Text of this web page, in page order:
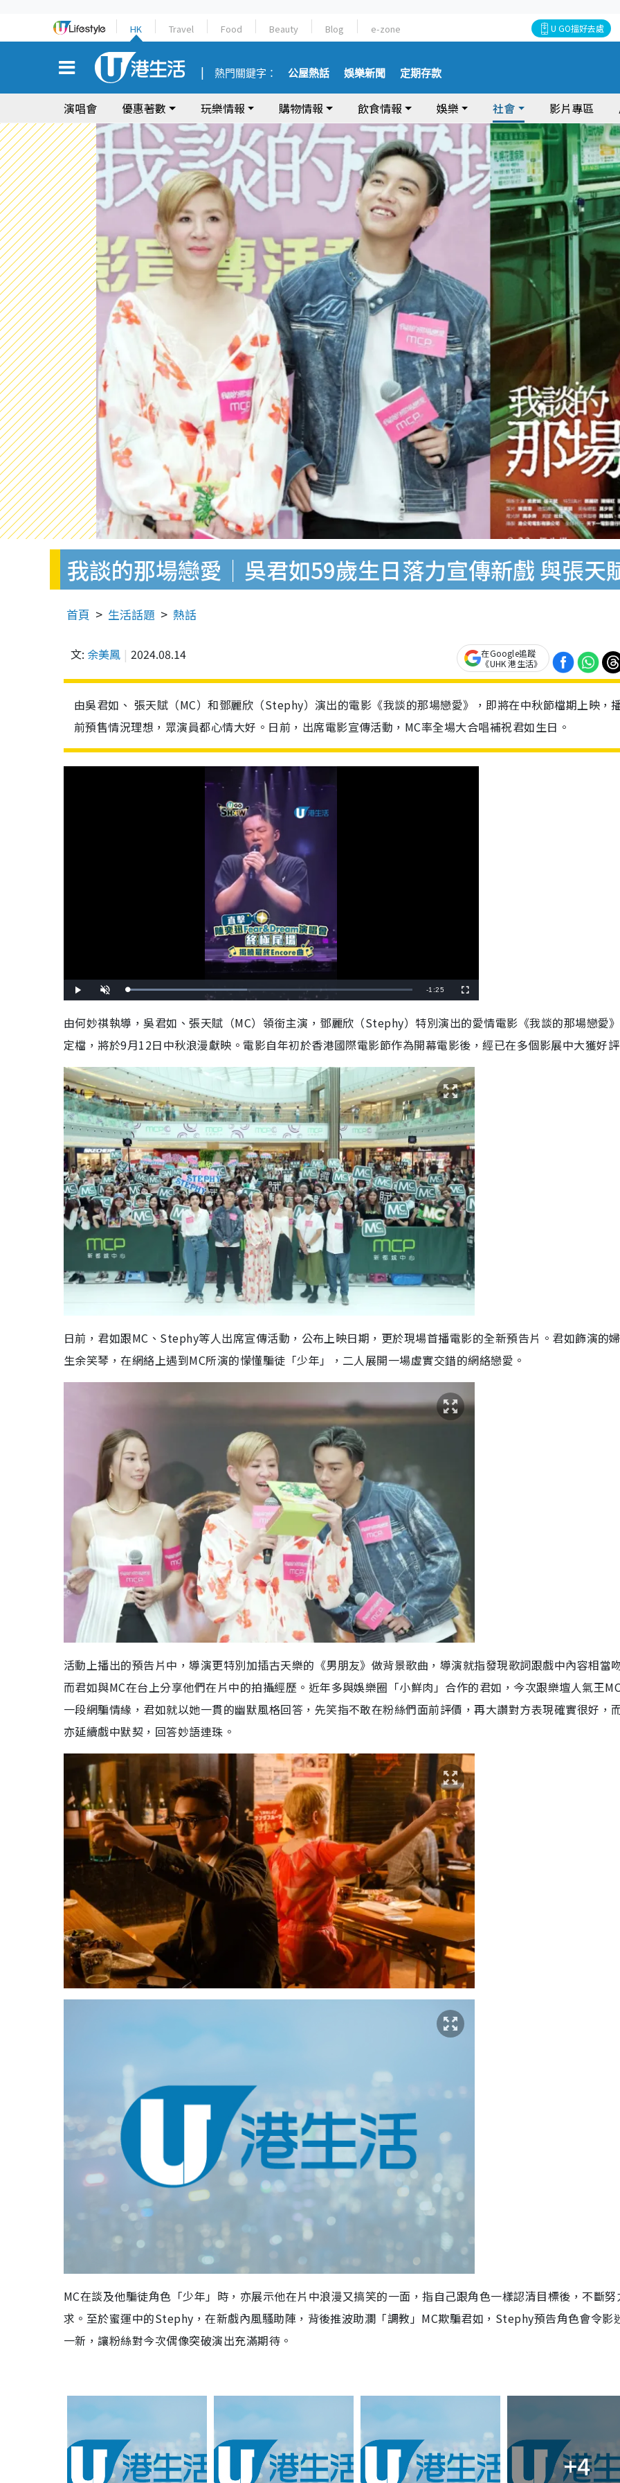
HK Travel Food Beauty Blog e-zone U GO搵好去處
熱門關鍵字： 公屋熱話 娛樂新聞 定期存款
演唱會 優惠著數 玩樂情報 購物情報 飲食情報 娛樂 社會 影片專區
我談的那場戀愛│吳君如59歲生日落力宣傳新戲 與張天
首頁 生活話題 熱話
文: 余美鳳 2024.08.14
在Google追蹤
《UHK 港生活》
由吳君如、 張天賦（MC）和鄧麗欣（Stephy）演出的電影《我談的那場戀愛》，即將在中秋節檔期上映，
前預售情況理想，眾演員都心情大好。日前，出席電影宣傳活動，MC率全場大合唱補祝君如生日。
l
n
t
e
L
e
d
4
2
5
R
a
n
i
n
g
T
i
m
-1:25
u
s
c
e
e
由何妙祺執導，吳君如、張天賦（MC）領銜主演，鄧麗欣（Stephy）特別演出的愛情電影《我談的那場戀愛
定檔，將於9月12日中秋浪漫獻映。電影自年初於香港國際電影節作為開幕電影後，經已在多個影展中大獲好
日前，君如跟MC、Stephy等人出席宣傳活動，公布上映日期，更於現場首播電影的全新預告片。君如飾演的
生余笑琴，在網絡上遇到MC所演的懞懂騙徒「少年」，二人展開一場虛實交錯的網絡戀愛。
活動上播出的預告片中，導演更特別加插古天樂的《男朋友》做背景歌曲，導演就指發現歌詞跟戲中內容相當
而君如與MC在台上分享他們在片中的拍攝經歷。近年多與娛樂圈「小鮮肉」合作的君如，今次跟樂壇人氣王
一段網騙情緣，君如就以她一貫的幽默風格回答，先笑指不敢在粉絲們面前評價，再大讚對方表現確實很好，
亦延續戲中默契，回答妙語連珠。
MC在談及他騙徒角色「少年」時，亦展示他在片中浪漫又搞笑的一面，指自己跟角色一樣認清目標後，不斷努
求。至於蜜運中的Stephy，在新戲內風騷助陣，背後推波助瀾「調教」MC欺騙君如，Stephy預告角色會令影
一新，讓粉絲對今次偶像突破演出充滿期待。
+4